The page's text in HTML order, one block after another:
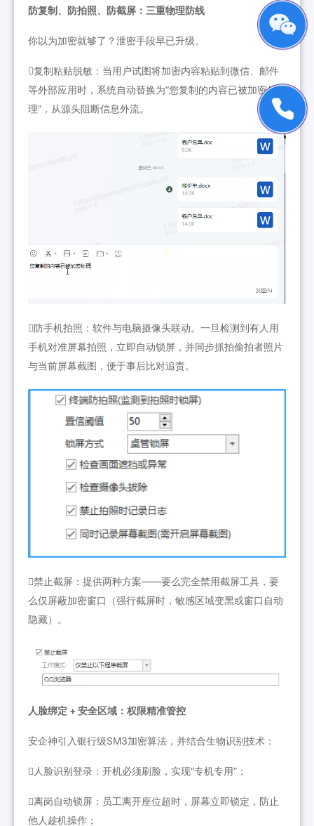
防复制、防拍照、防截屏：三重物理防线
你以为加密就够了？泄密手段早已升级。
复制粘贴脱敏：当用户试图将加密内容粘贴到微信、邮件
等外部应用时，系统自动替换为“您复制的内容已被加密处
理”，从源头阻断信息外流。
防手机拍照：软件与电脑摄像头联动。一旦检测到有人用
手机对准屏幕拍照，立即自动锁屏，并同步抓拍偷拍者照片
与当前屏幕截图，便于事后比对追责。
禁止截屏：提供两种方案——要么完全禁用截屏工具，要
么仅屏蔽加密窗口（强行截屏时，敏感区域变黑或窗口自动
隐藏）。
人脸绑定 + 安全区域：权限精准管控
安企神引入银行级SM3加密算法，并结合生物识别技术：
人脸识别登录：开机必须刷脸，实现“专机专用”；
离岗自动锁屏：员工离开座位超时，屏幕立即锁定，防止
他人趁机操作；